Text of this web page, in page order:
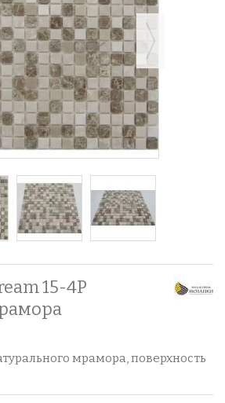
15-4P
мрамора, поверхность